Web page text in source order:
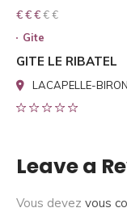
€ € € € €
€ € €
Gite
GITE LE RIBATEL
LACAPELLE-
Leave a
Vous devez vous